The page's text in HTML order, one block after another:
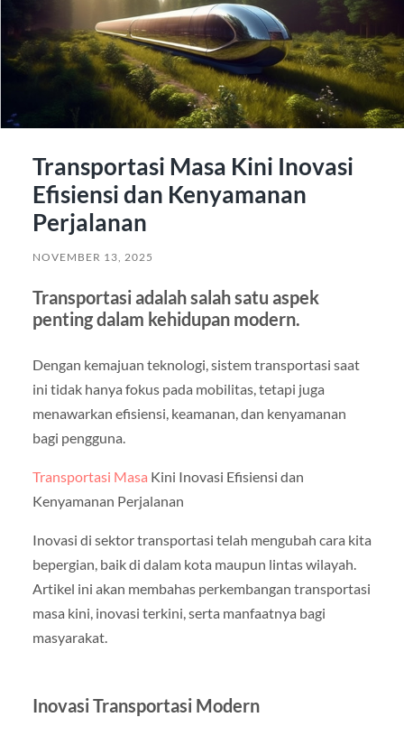
Transportasi Masa Kini Inovasi
Efisiensi dan Kenyamanan
Perjalanan
NOVEMBER 13, 2025
Transportasi adalah salah satu aspek
penting dalam kehidupan modern.
Dengan kemajuan teknologi, sistem transportasi saat
ini tidak hanya fokus pada mobilitas, tetapi juga
menawarkan efisiensi, keamanan, dan kenyamanan
bagi pengguna.
Transportasi Masa Kini Inovasi Efisiensi dan
Kenyamanan Perjalanan
Inovasi di sektor transportasi telah mengubah cara kita
bepergian, baik di dalam kota maupun lintas wilayah.
Artikel ini akan membahas perkembangan transportasi
masa kini, inovasi terkini, serta manfaatnya bagi
masyarakat.
Inovasi Transportasi Modern